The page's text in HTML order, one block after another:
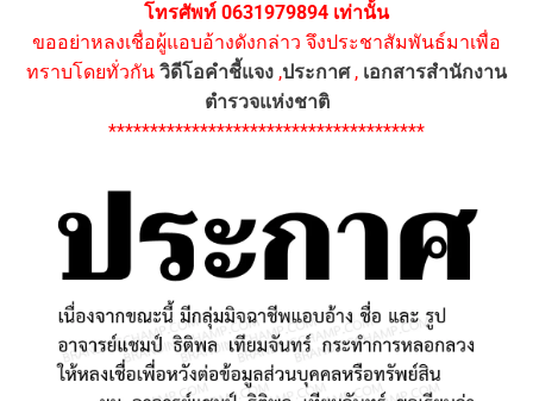
โทรศัพท์ 0631979894 เท่านั้น
ขออย่าหลงเชื่อผู้แอบอ้างดังกล่าว จึงประชาสัมพันธ์มาเพื่อ
ทราบโดยทั่วกัน วิดีโอคำชี้แจง ,ประกาศ, เอกสารสำนักงาน
ตำรวจแห่งชาติ
**************************************